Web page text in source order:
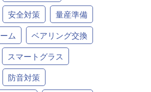
安全対策
量産準備
ム
ベアリング交換
スマートグラス
防音対策